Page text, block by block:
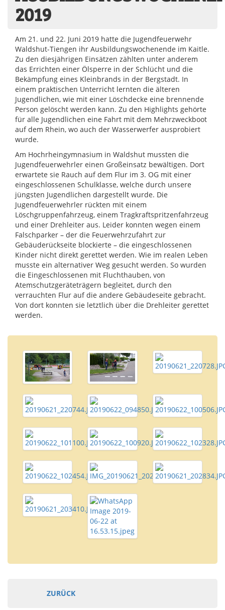
2019
Am 21. und 22. Juni 2019 hatte die Jugendfeuerwehr
Waldshut-Tiengen ihr Ausbildungswochenende im Kaitle.
Zu den diesjährigen Einsätzen zählten unter anderem
das Errichten einer Ölsperre in der Schlücht und die
Bekämpfung eines Kleinbrands in der Bergstadt. In
einem praktischen Unterricht lernten die älteren
Jugendlichen, wie mit einer Löschdecke eine brennende
Person gelöscht werden kann. Zu den Highlights gehörte
für alle Jugendlichen eine Fahrt mit dem Mehrzweckboot
auf dem Rhein, wo auch der Wasserwerfer ausprobiert
wurde.
Am Hochrheingymnasium in Waldshut mussten die
Jugendfeuerwehrler einen Großeinsatz bewältigen. Dort
erwartete sie Rauch auf dem Flur im 3. OG mit einer
eingeschlossenen Schulklasse, welche durch unsere
jüngsten Jugendlichen dargestellt wurde. Die
Jugendfeuerwehrler rückten mit einem
Löschgruppenfahrzeug, einem Tragkraftspritzenfahrzeug
und einer Drehleiter aus. Leider konnten wegen einem
Falschparker – der die Feuerwehrzufahrt zur
Gebäuderückseite blockierte – die eingeschlossenen
Kinder nicht direkt gerettet werden. Wie im realen Leben
musste ein alternativer Weg gesucht werden. So wurden
die Eingeschlossenen mit Fluchthauben, von
Atemschutzgeräteträgern begleitet, durch den
verrauchten Flur auf die andere Gebäudeseite gebracht.
Von dort konnten sie letztlich über die Drehleiter gerettet
werden.
ZURÜCK